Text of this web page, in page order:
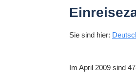
Sie sind hier:
Im April 2009 sind